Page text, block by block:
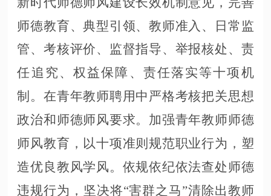
师德教育、典型引领、教师准入、日常监
管、考核评价、监督指导、举报核处、责
任追究、权益保障、责任落实等十项机
制。在青年教师聘用中严格考核把关思想
政治和师德师风要求。加强青年教师师德
师风教育，以十项准则规范职业行为，塑
造优良教风学风。依规依纪依法查处师德
违规行为，坚决将“害群之马”清除出教师